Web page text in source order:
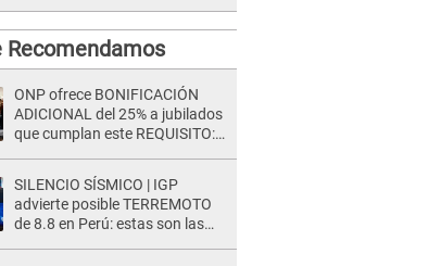
Recomendamos
ONP ofrece BONIFICACIÓN
ADICIONAL del 25% a jubilados
que cumplan este REQUISITO:
SILENCIO SÍSMICO | IGP
advierte posible TERREMOTO
de 8.8 en Perú: estas son las